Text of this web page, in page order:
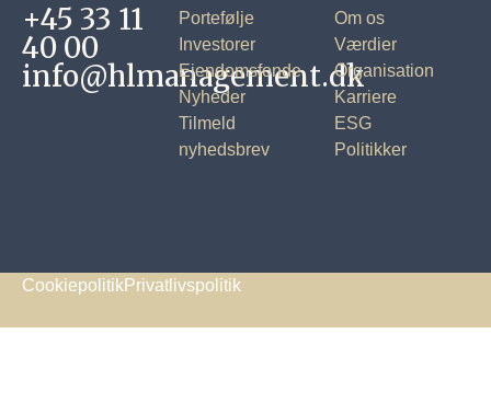
+45 33 11
40 00
info@hlmanagement.dk
Portefølje
Investorer
Ejendomsfonde
Nyheder
Tilmeld
nyhedsbrev
Om os
Værdier
Organisation
Karriere
ESG
Politikker
CookiepolitikPrivatlivspolitik